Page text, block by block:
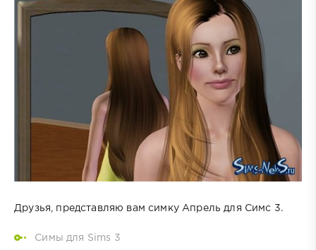
Друзья, представляю вам симку Апрель для Симс 3.
Симы для Sims 3